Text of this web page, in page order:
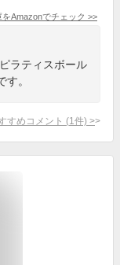
をAmazonでチェック >>
ラティスボール
。
すめコメント (1 件) >